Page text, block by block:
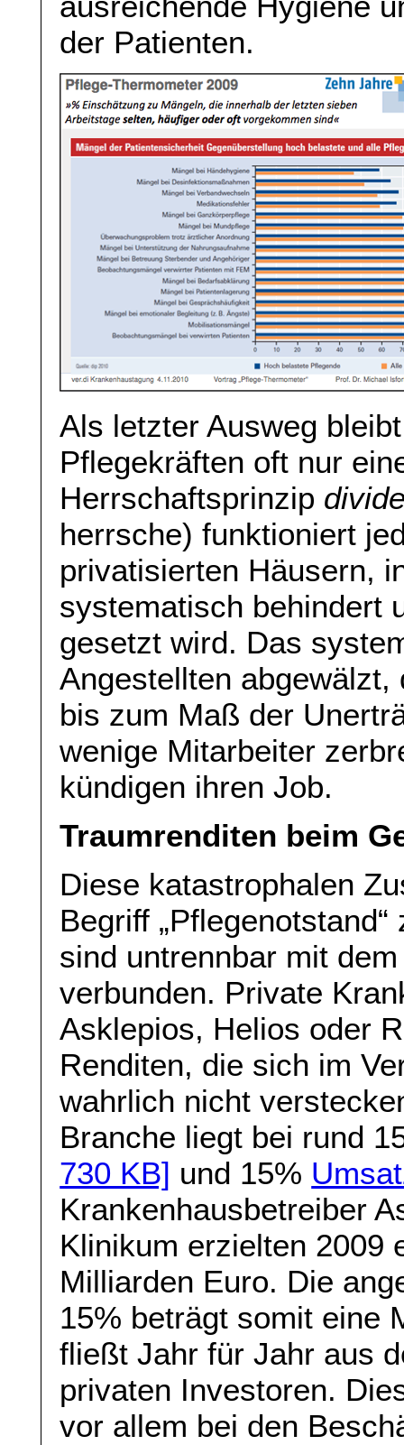
der Patienten.
Als letzter Ausweg
Pflegekräften oft nur
Herrschaftsprinzip
herrsche) funktioniert
privatisierten Häusern,
systematisch behindert
gesetzt wird. Das
Angestellten
bis zum Maß der
wenige Mitarbeiter
kündigen ihren Job.
Traumrenditen beim
Diese katastrophalen
Begriff
sind untrennbar mit
verbunden. Private
Asklepios, Helios oder
Renditen, die sich im
wahrlich nicht
Branche liegt bei rund
730 KB] und 15%
Krankenhausbetreiber
Klinikum erzielten 2009
Milliarden Euro. Die
15% beträgt somit eine
fließt Jahr für Jahr aus
privaten Investoren.
vor allem bei den